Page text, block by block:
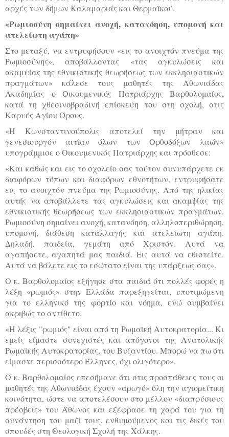
αρχές των δήμων Καλαμαριάς και Θερμαϊκού.
«Ρωμιοσύνη σημαίνει ανοχή, κατανόηση, υπομονή και
ατελείωτη αγάπη»
Στο μεταξύ, να εντρυφήσουν «εις το ανοιχτόν πνεύμα της
Ρωμιοσύνης», αποβάλλοντας «τας αγκυλώσεις και
ακαμψίας της εθνικιστικής θεωρήσεως των εκκλησιαστικών
πραγμάτων» κάλεσε τους μαθητές της Αθωνιάδας
Ακαδημίας ο Οικουμενικός Πατριάρχης Βαρθολομαίος,
κατά τη χθεσινοβραδινή επίσκεψη του στη σχολή, στις
Καρυές Αγίου Όρους.
«Η Κωνσταντινούπολις αποτελεί την μήτραν και
γενεσιουργόν αιτίαν όλων των Ορθοδόξων λαών»
υπογράμμισε ο Οικουμενικός Πατριάρχης και πρόσθεσε:
«Και καθώς και εις το σχολείο σας τούτον συνυπάρχετε εκ
διαφόρων τόπων και διαφόρων εθνοτήτων, εντρυφήσατε
εις το ανοιχτόν πνεύμα της Ρωμιοσύνης. Από της ηλικίας
αυτής να αποβάλλετε τας αγκυλώσεις και ακαμψίας της
εθνικιστικής θεωρήσεως των εκκλησιαστικών πραγμάτων.
Ρωμιοσύνη σημαίνει ανοχή, κατανόηση, αλληλοπεριθώρηση,
υπομονή, διάθεση καταλλαγής και ατελείωτη αγάπη.
Δηλαδή, παιδεία, γεμάτη από Χριστόν. Αυτά να
αγαπήσετε, αγαπητά μας παιδιά. Εις αυτά να εθιστείτε.
Αυτά να βάλετε εις το εσώτατο είναι της υπάρξεως σας».
Ο κ. Βαρθολομαίος εξήγησε στα παιδιά ότι πολλές φορές η
λέξη «ρωμιός» στην Ελλάδα παρεξηγείται, υποτιμώμενη
για το ελληνικό της φορτίο και νόημα, ενώ συμβαίνει
ακριβώς το αντίθετο.
«Η λέξις "ρωμιός" είναι από τη Ρωμαϊκή Αυτοκρατορία... Κι
εμείς είμαστε συνεχιστές και απόγονοι της Ανατολικής
Ρωμαϊκής Αυτοκρατορίας, του Βυζαντίου. Μπορώ να πω ότι
είμαστε περισσότερο Έλληνες, όχι ολιγότερο».
Ο κ. Βαρθολομαίος επεσήμανε ότι στις προσπάθειες τους οι
μαθητές της Αθωνιάδας έχουν «αρωγό» όλη την αγιορείτικη
κοινότητα, ώστε να αποτελέσουν στο μέλλον «διαπρύσιους
πρέσβεις» του Άθωνος και εξέφρασε τη χαρά του για τη
συνάντηση του μαζί τους, ενθυμούμενος και τις δικές του
σπουδές στη Θεολογική Σχολή της Χάλκης.